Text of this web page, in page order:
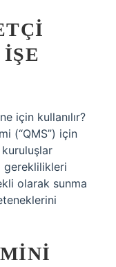
için kullanılır?
(“QMS”) için
gereklilikleri
olarak sunma